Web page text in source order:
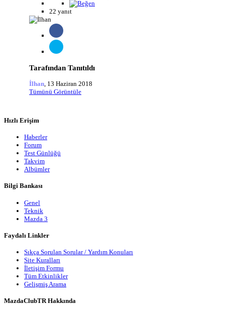
22 yanıt
Tarafından Tanıtıldı
İlhan, 13 Haziran 2018
Tümünü Görüntüle
Hızlı Erişim
Haberler
Forum
Test Günlüğü
Takvim
Albümler
Bilgi Bankası
Genel
Teknik
Mazda 3
Faydalı Linkler
Sıkça Sorulan Sorular / Yardım Konuları
Site Kuralları
İletişim Formu
Tüm Etkinlikler
Gelişmiş Arama
MazdaClubTR Hakkında